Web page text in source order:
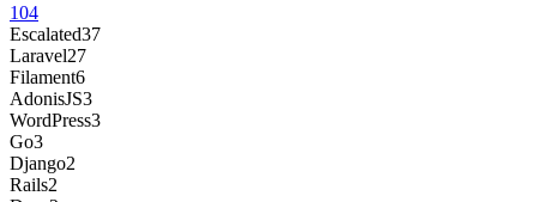
104
Escalated37
Laravel27
Filament6
AdonisJS3
WordPress3
Go3
Django2
Rails2